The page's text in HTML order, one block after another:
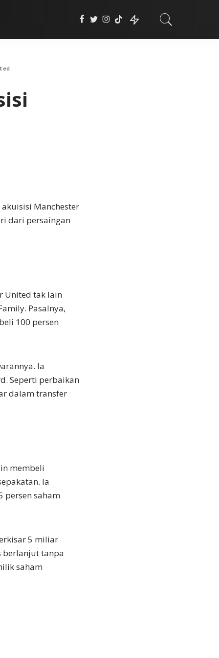
Manchester
dari persaingan
United tak lain
Pasalnya,
100 persen
Ia
Seperti perbaikan
dalam transfer
membeli
Ia
persen saham
5 miliar
berlanjut tanpa
saham